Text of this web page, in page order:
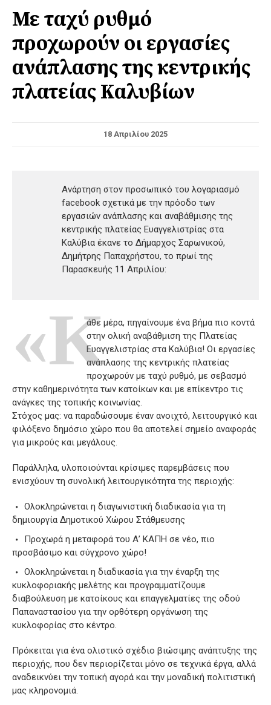
Με ταχύ ρυθμό
προχωρούν οι εργασίες
ανάπλασης της κεντρικής
πλατείας Καλυβίων
18 Απριλίου 2025
Ανάρτηση στον προσωπικό του λογαριασμό
facebook σχετικά με την πρόοδο των
εργασιών ανάπλασης και αναβάθμισης της
κεντρικής πλατείας Ευαγγελιστρίας στα
Καλύβια έκανε το Δήμαρχος Σαρωνικού,
Δημήτρης Παπαχρήστου, το πρωί της
Παρασκευής 11 Απριλίου:
«Κάθε μέρα, πηγαίνουμε ένα βήμα πιο κοντά
στην ολική αναβάθμιση της Πλατείας
Ευαγγελιστρίας στα Καλύβια! Οι εργασίες
ανάπλασης της κεντρικής πλατείας
προχωρούν με ταχύ ρυθμό, με σεβασμό
στην καθημερινότητα των κατοίκων και με επίκεντρο τις
ανάγκες της τοπικής κοινωνίας.
Στόχος μας: να παραδώσουμε έναν ανοιχτό, λειτουργικό και
φιλόξενο δημόσιο χώρο που θα αποτελεί σημείο αναφοράς
για μικρούς και μεγάλους.
Παράλληλα, υλοποιούνται κρίσιμες παρεμβάσεις που
ενισχύουν τη συνολική λειτουργικότητα της περιοχής:
Ολοκληρώνεται η διαγωνιστική διαδικασία για τη
δημιουργία Δημοτικού Χώρου Στάθμευσης
Προχωρά η μεταφορά του Α’ ΚΑΠΗ σε νέο, πιο
προσβάσιμο και σύγχρονο χώρο!
Ολοκληρώνεται η διαδικασία για την έναρξη της
κυκλοφοριακής μελέτης και προγραμματίζουμε
διαβούλευση με κατοίκους και επαγγελματίες της οδού
Παπαναστασίου για την ορθότερη οργάνωση της
κυκλοφορίας στο κέντρο.
Πρόκειται για ένα ολιστικό σχέδιο βιώσιμης ανάπτυξης της
περιοχής, που δεν περιορίζεται μόνο σε τεχνικά έργα, αλλά
αναδεικνύει την τοπική αγορά και την μοναδική πολιτιστική
μας κληρονομιά.